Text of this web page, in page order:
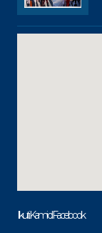
Ikuti Kami di Facebook